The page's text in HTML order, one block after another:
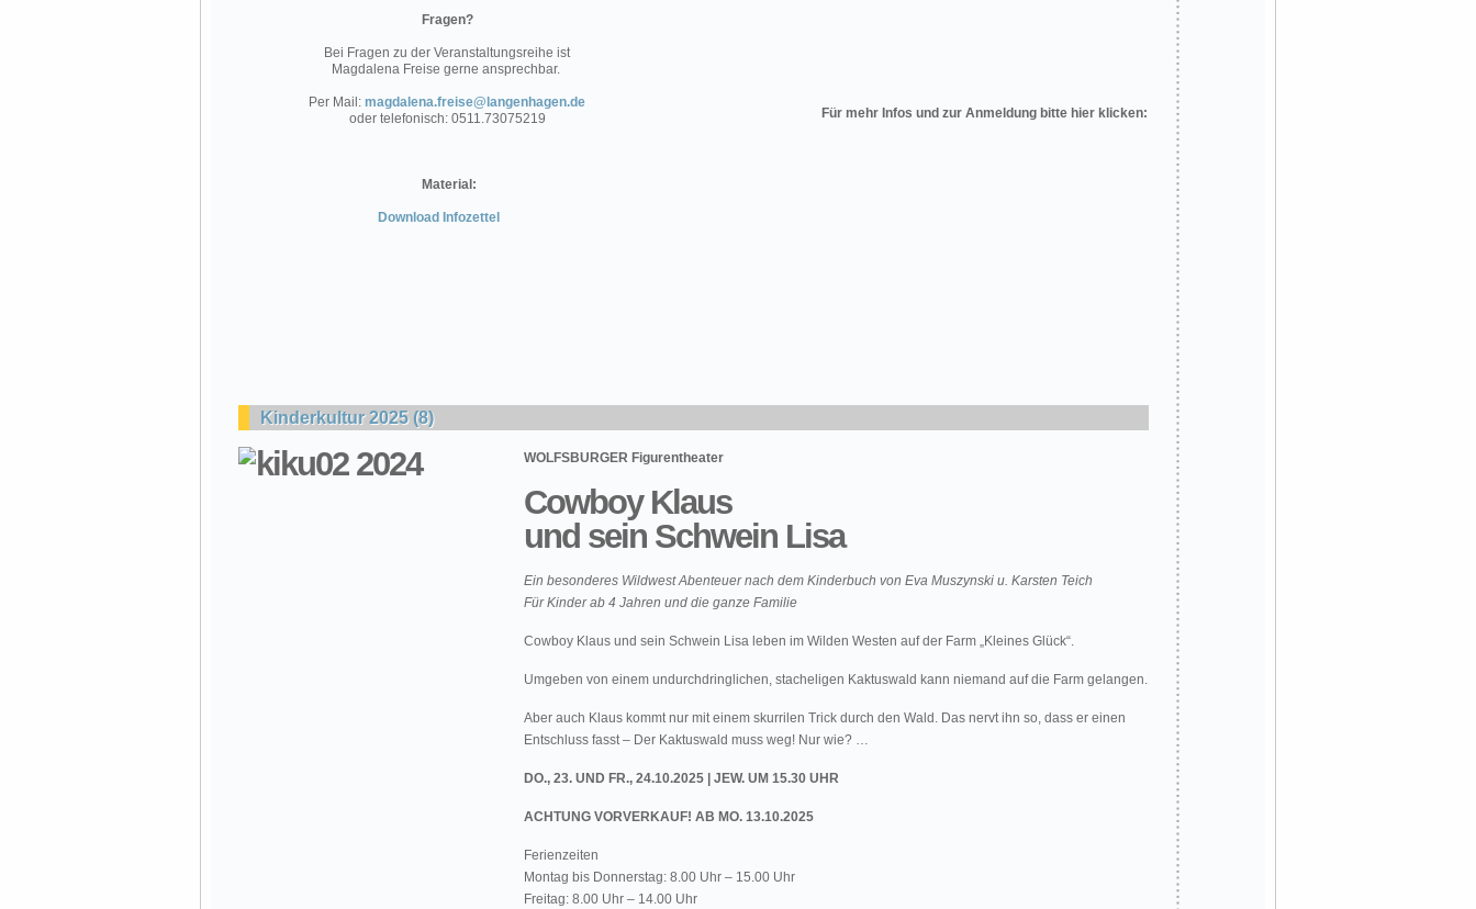
Fragen?
Bei Fragen zu der Veranstaltungsreihe ist
Magdalena Freise gerne ansprechbar.
Per Mail: magdalena.freise@langenhagen.de
oder telefonisch: 0511.73075219
Material:
Download Infozettel
Für mehr Infos und zur Anmeldung bitte hier klicken:
Kinderkultur 2025 (8)
WOLFSBURGER Figurentheater
Cowboy Klaus
und sein Schwein Lisa
Ein besonderes Wildwest Abenteuer nach dem Kinderbuch von Eva Muszynski u. Karsten Teich
Für Kinder ab 4 Jahren und die ganze Familie
Cowboy Klaus und sein Schwein Lisa leben im Wilden Westen auf der Farm „Kleines Glück“.
Umgeben von einem undurchdringlichen, stacheligen Kaktuswald kann niemand auf die Farm gelangen.
Aber auch Klaus kommt nur mit einem skurrilen Trick durch den Wald. Das nervt ihn so, dass er einen
Entschluss fasst – Der Kaktuswald muss weg! Nur wie? …
DO., 23. UND FR., 24.10.2025 | JEW. UM 15.30 UHR
ACHTUNG VORVERKAUF! AB MO. 13.10.2025
Ferienzeiten
Montag bis Donnerstag: 8.00 Uhr – 15.00 Uhr
Freitag: 8.00 Uhr – 14.00 Uhr